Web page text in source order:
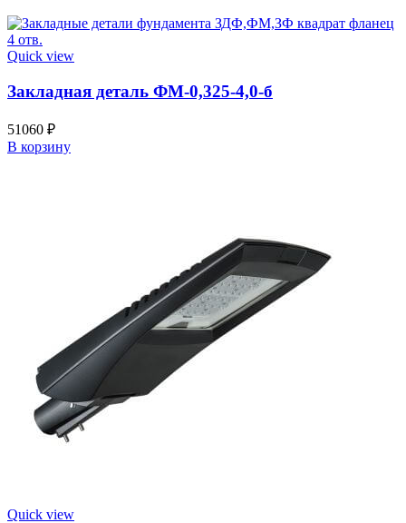
Quick view
Закладная деталь ФМ-0,325-4,0-б
51060 ₽
В корзину
Quick view